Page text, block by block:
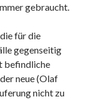
gebraucht.
für die
gegenseitig
befindliche
neue (Olaf
nicht zu